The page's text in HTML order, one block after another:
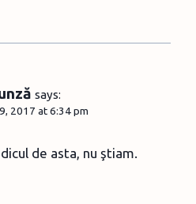
says:
2017 at 6:34 pm
de asta, nu ştiam.